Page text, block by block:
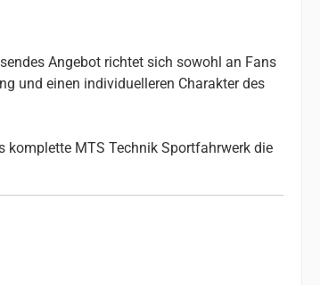
Angebot richtet sich sowohl an Fans
und einen individuelleren Charakter des
komplette MTS Technik Sportfahrwerk die